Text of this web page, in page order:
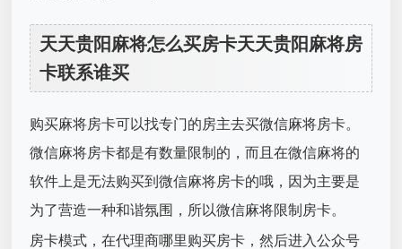
天天贵阳麻将怎么买房卡天天贵阳麻将房
卡联系谁买
购买麻将房卡可以找专门的房主去买微信麻将房卡。
微信麻将房卡都是有数量限制的，而且在微信麻将的
软件上是无法购买到微信麻将房卡的哦，因为主要是
为了营造一种和谐氛围，所以微信麻将限制房卡。
房卡模式，在代理商哪里购买房卡，然后进入公众号